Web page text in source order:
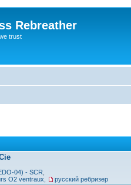
Rebreather
trust
04) - SCR
O2 ventraux
русский ребризер